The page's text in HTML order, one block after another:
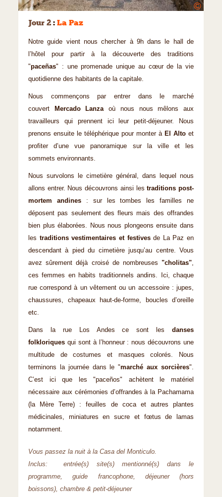
©
Jour 2 : La Paz
Notre guide vient nous chercher à 9h dans le hall de
l’hôtel pour partir à la découverte des traditions
"paceñas" : une promenade unique au cœur de la vie
quotidienne des habitants de la capitale.
Nous commençons par entrer dans le marché
couvert
Mercado Lanzaoù nous nous mêlons aux
travailleurs qui prennent ici leur petit-déjeuner. Nous
prenons ensuite le téléphérique pour monter à El Alto et
profiter d’une vue panoramique sur la ville et les
sommets environnants.
Nous survolons le cimetière général, dans lequel nous
allons entrer. Nous découvrons ainsi lestraditions post-
mortem andines: sur les tombes les familles ne
déposent pas seulement des fleurs mais des offrandes
bien plus élaborées. Nous nous plongeons ensuite dans
les traditions vestimentaires et festivesde La Paz en
descendant à pied du cimetière jusqu’au centre. Vous
avez sûrement déjà croisé de nombreuses "cholitas",
ces femmes en habits traditionnels andins. Ici, chaque
rue correspond à un vêtement ou un accessoire : jupes,
chaussures, chapeaux haut-de-forme, boucles d’oreille
etc.
Dans la rue Los Andes ce sont les danses
folkloriques qui sont à l’honneur : nous découvrons une
multitude de costumes et masques colorés. Nous
terminons la journée dans le "marché aux sorcières".
C’est ici que les "paceños" achètent le matériel
nécessaire aux cérémonies d’offrandes à la Pachamama
(la Mère Terre) : feuilles de coca et autres plantes
médicinales, miniatures en sucre et fœtus de lamas
notamment.
Vous passez la nuit à la Casa del Monticulo.
Inclus: entrée(s) site(s) mentionné(s) dans le
programme, guide francophone, déjeuner (hors
boissons), chambre & petit-déjeuner